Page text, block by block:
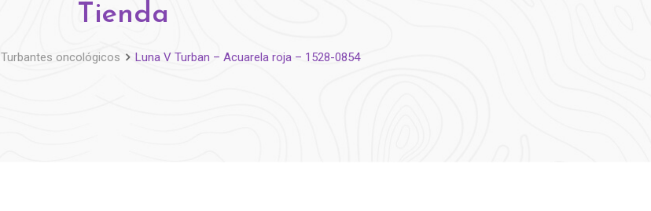
Tienda
Turbantes oncológicos Luna V Turban – Acuarela roja – 1528-0854